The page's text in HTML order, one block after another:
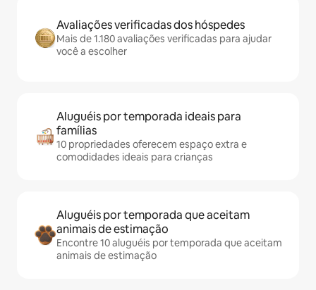
Avaliações verificadas dos hóspedes
Mais de 1.180 avaliações verificadas para ajudar
você a escolher
Aluguéis por temporada ideais para
famílias
10 propriedades oferecem espaço extra e
comodidades ideais para crianças
Aluguéis por temporada que aceitam
animais de estimação
Encontre 10 aluguéis por temporada que aceitam
animais de estimação